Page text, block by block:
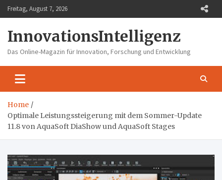
Skip
to
Freitag, August 7, 2026
InnovationsIntelligenz
Das Online-Magazin für Innovation, Forschung und Entwicklung
Home
Optimale Leistungssteigerung mit dem Sommer-Update
11.8 von AquaSoft DiaShow und AquaSoft Stages